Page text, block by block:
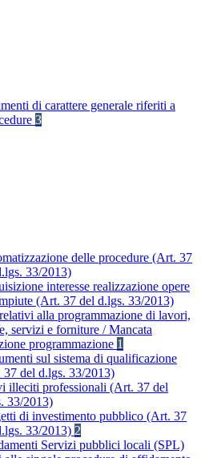
di carattere generale riferiti a
3
delle procedure (Art. 37
33/2013)
interesse realizzazione opere
(Art. 37 del d.lgs. 33/2013)
alla programmazione di lavori,
servizi e forniture / Mancata
programmazione 1
sul sistema di qualificazione
del d.lgs. 33/2013)
illeciti professionali (Art. 37 del
33/2013)
di investimento pubblico (Art. 37
33/2013) 2
Servizi pubblici locali (SPL)